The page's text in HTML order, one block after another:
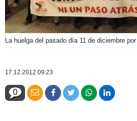
La huelga del pasado día 11 de diciembre
17.12.2012 09:23
0